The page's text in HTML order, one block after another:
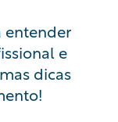
entender
e
dicas